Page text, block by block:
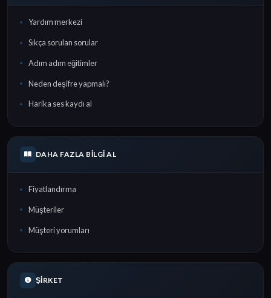
Yardım merkezi
Sıkça sorulan sorular
Adım adım eğitimler
Neden deşifre yapmalı?
Harika ses kaydı al
DAHA FAZLA BILGI AL
Fiyatlandırma
Müşteriler
Müşteri yorumları
ŞIRKET